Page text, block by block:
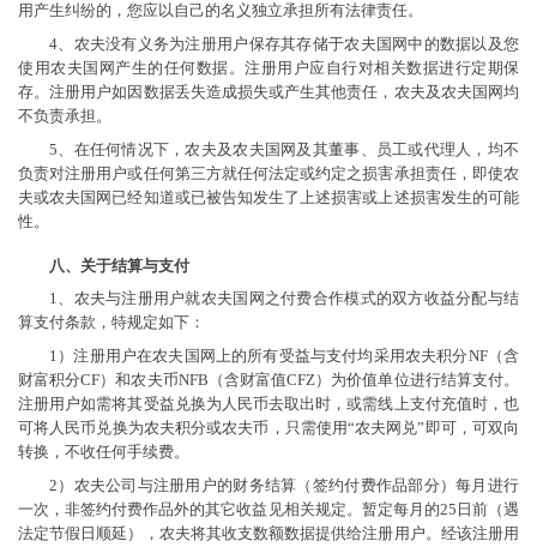
用产生纠纷的，您应以自己的名义独立承担所有法律责任。
4、农夫没有义务为注册用户保存其存储于农夫国网中的数据以及您
使用农夫国网产生的任何数据。注册用户应自行对相关数据进行定期保
存。注册用户如因数据丢失造成损失或产生其他责任，农夫及农夫国网均
不负责承担。
5、在任何情况下，农夫及农夫国网及其董事、员工或代理人，均不
负责对注册用户或任何第三方就任何法定或约定之损害承担责任，即使农
夫或农夫国网已经知道或已被告知发生了上述损害或上述损害发生的可能
性。
八、关于结算与支付
1、农夫与注册用户就农夫国网之付费合作模式的双方收益分配与结
算支付条款，特规定如下：
1）注册用户在农夫国网上的所有受益与支付均采用农夫积分NF（含
财富积分CF）和农夫币NFB（含财富值CFZ）为价值单位进行结算支付。
注册用户如需将其受益兑换为人民币去取出时，或需线上支付充值时，也
可将人民币兑换为农夫积分或农夫币，只需使用“农夫网兑”即可，可双向
转换，不收任何手续费。
2）农夫公司与注册用户的财务结算（签约付费作品部分）每月进行
一次，非签约付费作品外的其它收益见相关规定。暂定每月的25日前（遇
法定节假日顺延），农夫将其收支数额数据提供给注册用户。经该注册用